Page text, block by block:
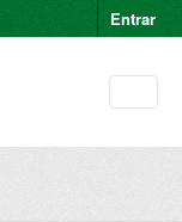
Entrar